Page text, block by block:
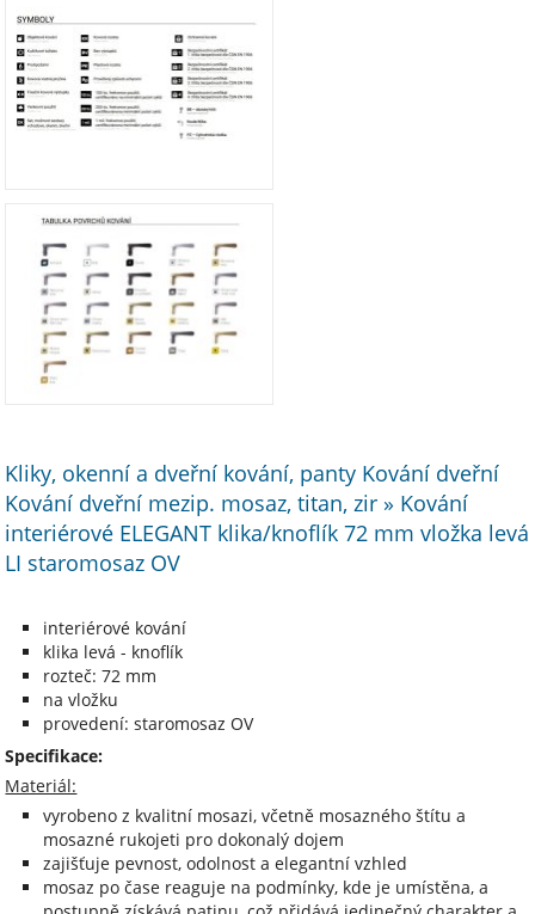
Kliky, okenní a dveřní kování, panty Kování dveřní
Kování dveřní mezip. mosaz, titan, zir » Kování
interiérové ELEGANT klika/knoflík 72 mm vložka levá
LI staromosaz OV
interiérové kování
klika levá - knoflík
rozteč: 72 mm
na vložku
provedení: staromosaz OV
Specifikace:
Materiál:
vyrobeno z kvalitní mosazi, včetně mosazného štítu a
mosazné rukojeti pro dokonalý dojem
zajišťuje pevnost, odolnost a elegantní vzhled
mosaz po čase reaguje na podmínky, kde je umístěna, a